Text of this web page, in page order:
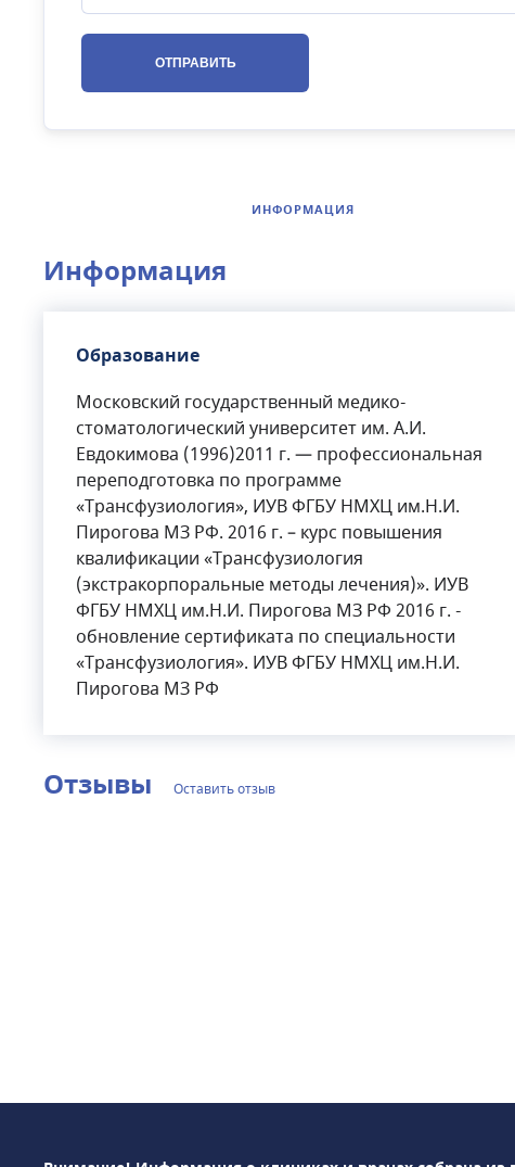
ОТПРАВИТЬ
ИНФОРМАЦИЯ
Информация
Образование
Московский государственный медико-
стоматологический университет им. А.И.
Евдокимова (1996)2011 г. — профессиональная
переподготовка по программе
«Трансфузиология», ИУВ ФГБУ НМХЦ им.Н.И.
Пирогова МЗ РФ. 2016 г. – курс повышения
квалификации «Трансфузиология
(экстракорпоральные методы лечения)». ИУВ
ФГБУ НМХЦ им.Н.И. Пирогова МЗ РФ 2016 г. -
обновление сертификата по специальности
«Трансфузиология». ИУВ ФГБУ НМХЦ им.Н.И.
Пирогова МЗ РФ
Отзывы Оставить отзыв